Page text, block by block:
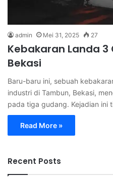
admin Mei 31, 2025 27
Kebakaran Landa
Bekasi
Baru-baru ini, sebuah
industri di Tambun, Bekasi,
pada tiga gudang. Kejadian ini
Read More »
Recent Posts